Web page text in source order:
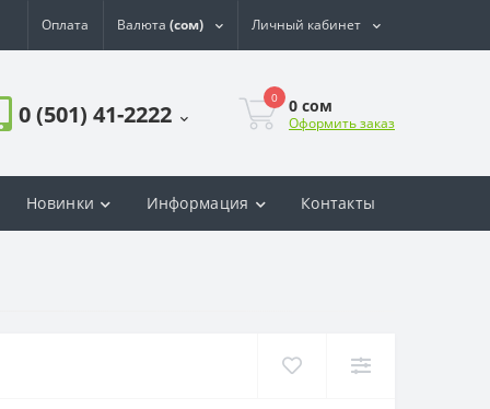
Оплата Валюта (сом) Личный кабинет
0 (501) 41-2222
0 0 сом
Оформить заказ
Новинки Информация Контакты